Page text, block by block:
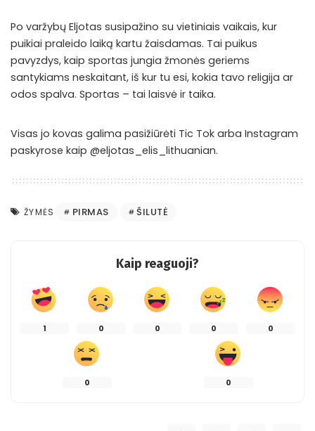
Po varžybų Eljotas susipažino su vietiniais vaikais, kur
puikiai praleido laiką kartu žaisdamas. Tai puikus
pavyzdys, kaip sportas jungia žmonės geriems
santykiams neskaitant, iš kur tu esi, kokia tavo religija ar
odos spalva. Sportas – tai laisvė ir taika.
Visas jo kovas galima pasižiūrėti Tic Tok arba Instagram
paskyrose kaip @eljotas_elis_lithuanian.
ŽYMĖS PIRMAS ŠILUTĖ
Kaip reaguoji?
1 0 0 0 0
0 0